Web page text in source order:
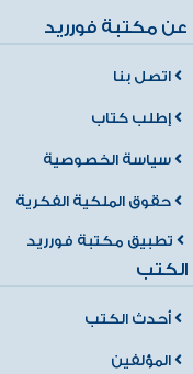
عن مكتبة فورريد
اتصل بنا
إطلب كتاب
سياسة الخصوصية
حقوق الملكية الفكرية
تطبيق مكتبة فورريد
الكتب
أحدث الكتب
المؤلفين